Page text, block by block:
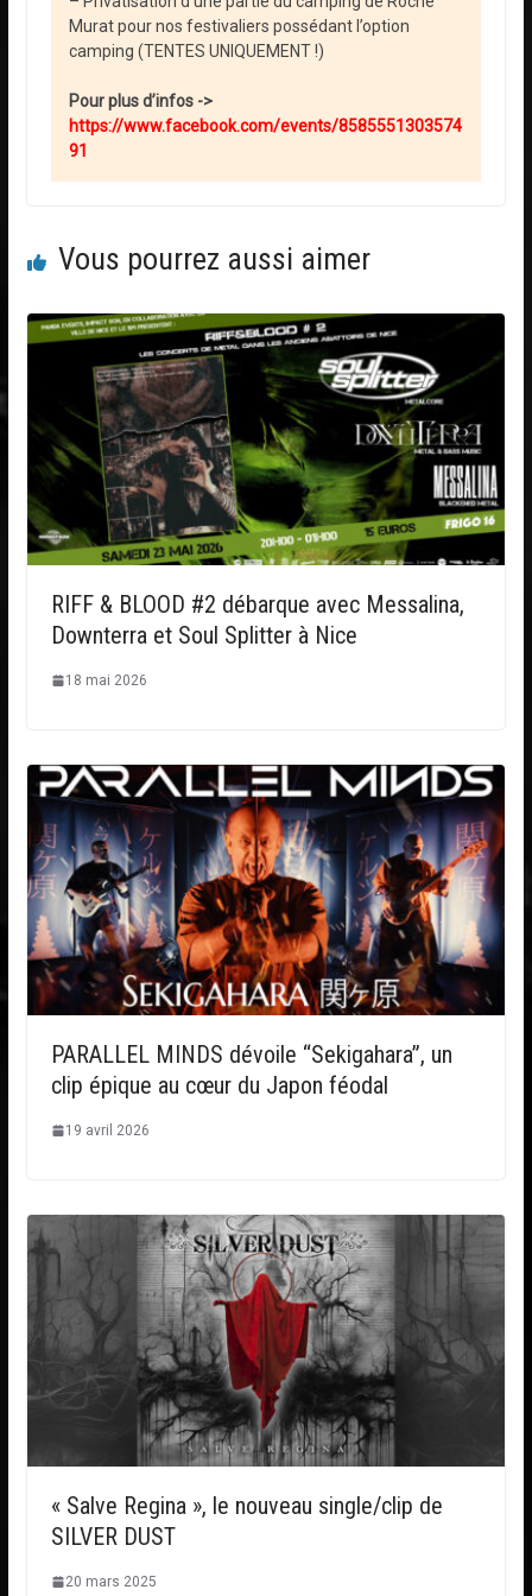
Murat pour nos festivaliers possédant l’option
camping (TENTES UNIQUEMENT !)
Pour plus d’infos ->
https://www.facebook.com/events/8585551303574
91
Vous pourrez aussi aimer
RIFF & BLOOD #2 débarque avec Messalina,
Downterra et Soul Splitter à Nice
18 mai 2026
PARALLEL MINDS dévoile “Sekigahara”, un
clip épique au cœur du Japon féodal
19 avril 2026
« Salve Regina », le nouveau single/clip de
SILVER DUST
20 mars 2025